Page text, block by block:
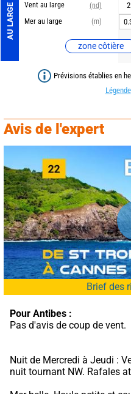
AU LARGE Vent au large
(nd)
Mer au large
(m)
zone côtière
2
Prévisions établies en
Légende
Avis de l'expert
Brief des
Pour Antibes :
Pas d'avis de coup de vent.
Nuit de Mercredi à Jeudi :
nuit tournant NW. Rafales